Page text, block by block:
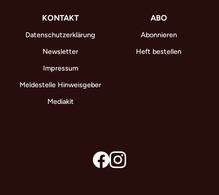
KONTAKT
Datenschutzerklärung
Newsletter
Impressum
Meldestelle Hinweisgeber
Mediakit
ABO
Abonnieren
Heft bestellen